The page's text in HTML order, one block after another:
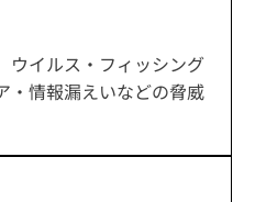
ウイルス・フィッシング
・情報漏えいなどの脅威